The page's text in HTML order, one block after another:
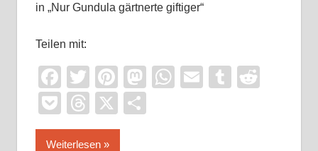
in „Nur Gundula gärtnerte giftiger“
Teilen mit:
Facebook
TwitterPinterest
Mastodon
WhatsApp
EmailTumblr
PocketThreads
X
Weiterlesen